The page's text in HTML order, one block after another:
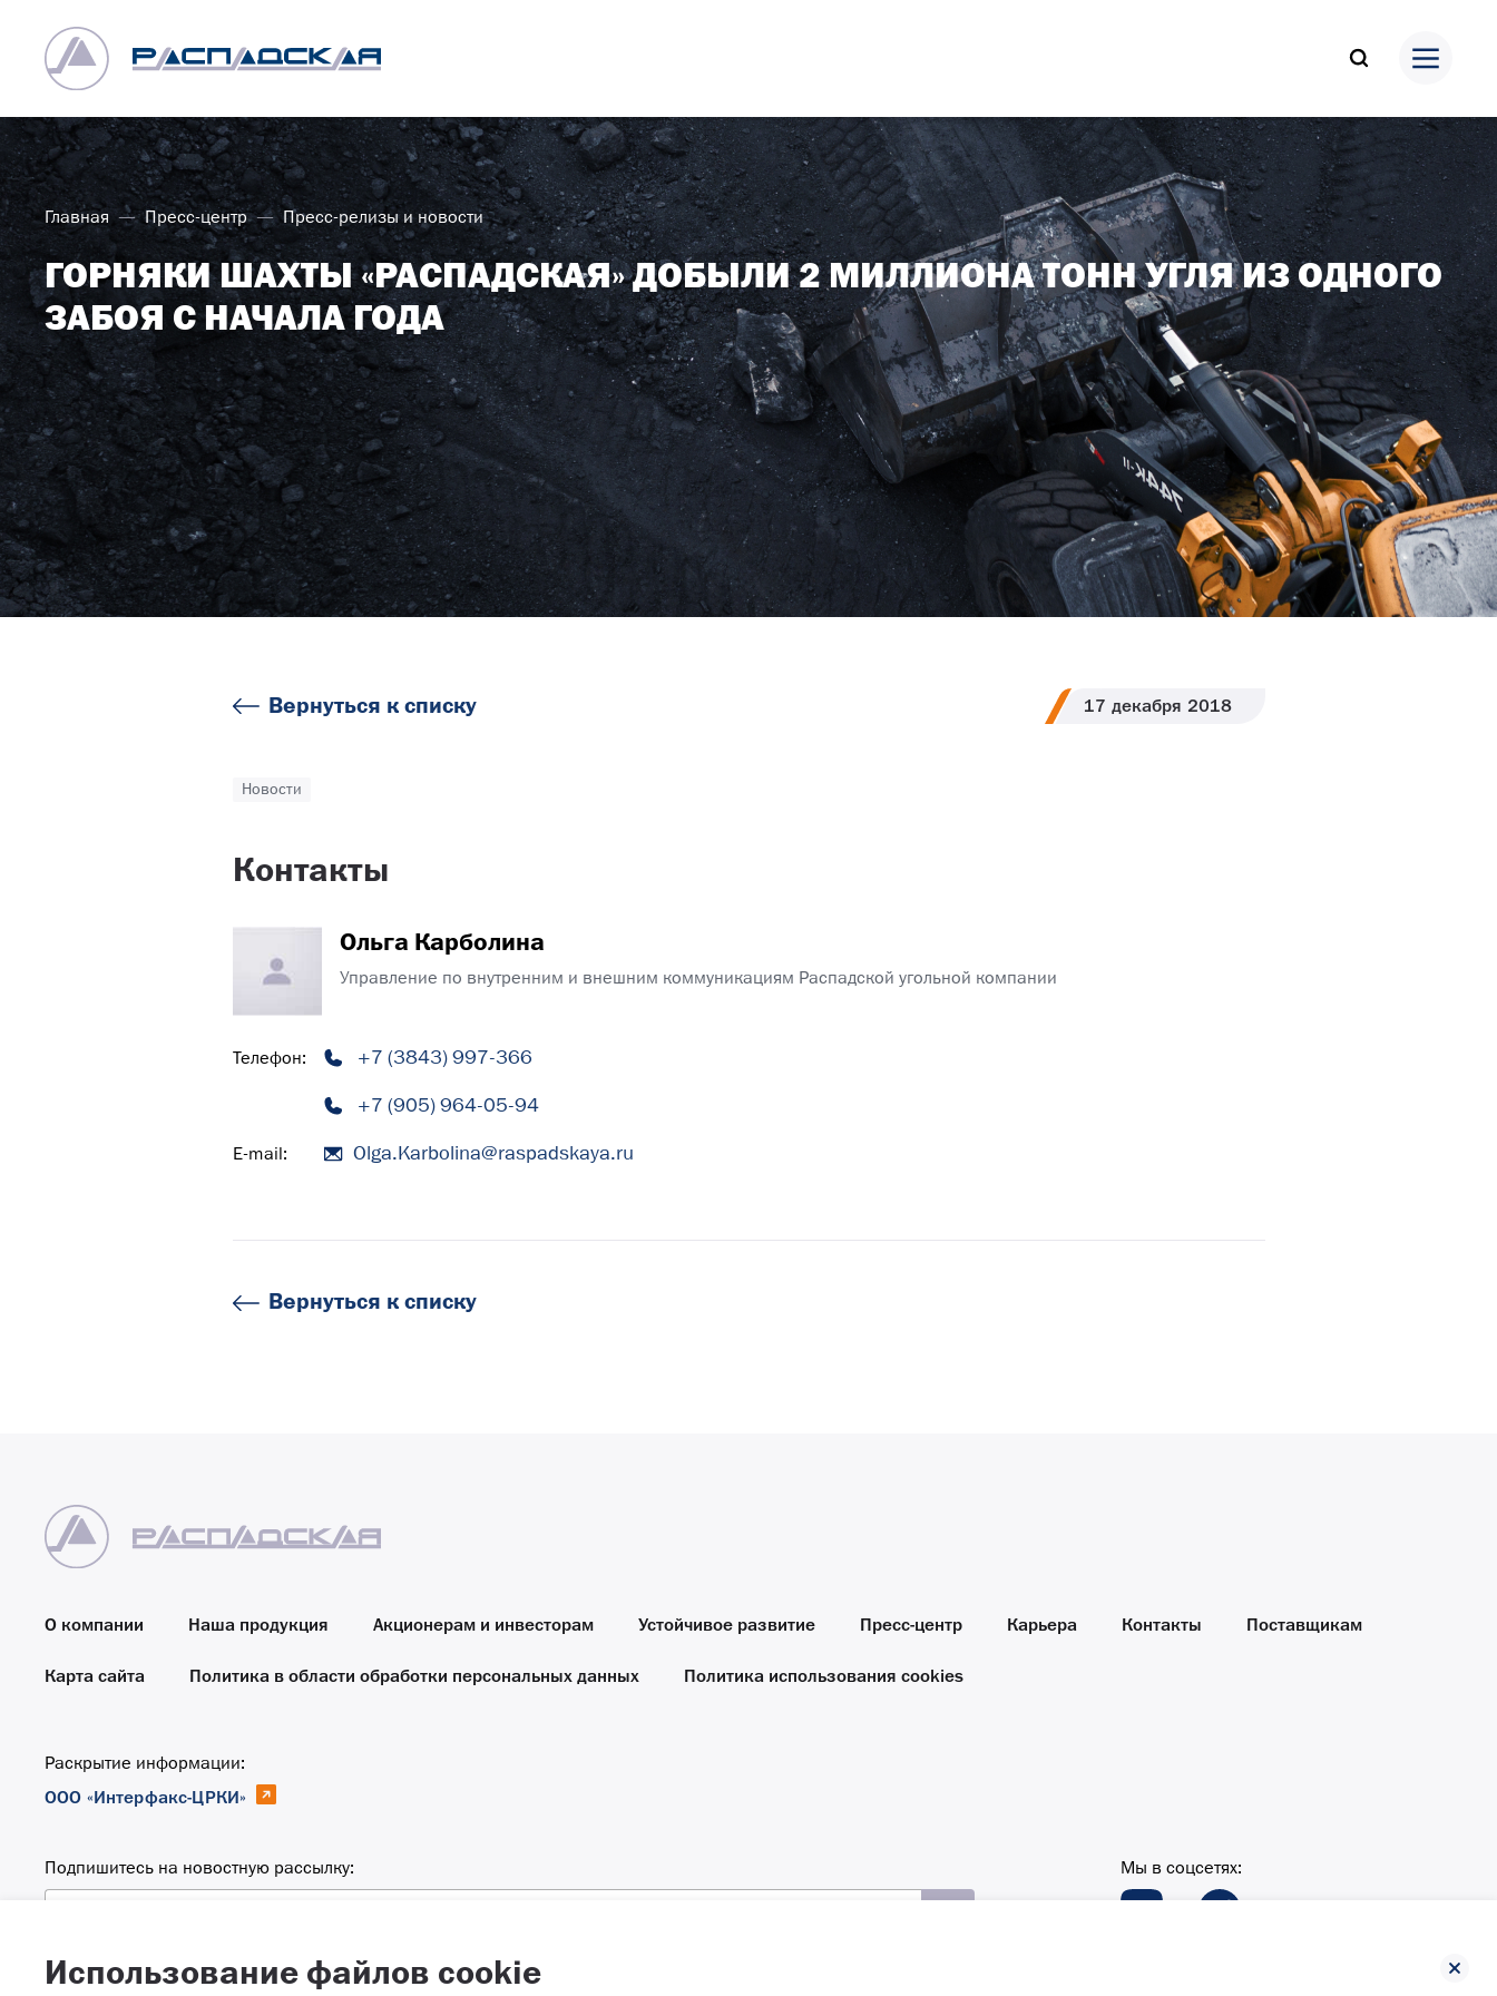
Главная Пресс-центр Пресс-релизы и новости
ГОРНЯКИ ШАХТЫ «РАСПАДСКАЯ» ДОБЫЛИ 2 МИЛЛИОНА ТОНН УГЛЯ ИЗ ОДНОГО
ЗАБОЯ С НАЧАЛА ГОДА
Вернуться к списку 17 декабря 2018
Новости
Контакты
Ольга Карболина
Управление по внутренним и внешним коммуникациям Распадской угольной компании
Телефон:
+7 (3843) 997-366
+7 (905) 964-05-94
E-mail: Olga.Karbolina@raspadskaya.ru
Вернуться к списку
О компании Наша продукция Акционерам и инвесторам Устойчивое развитие Пресс-центр Карьера Контакты Поставщикам
Карта сайта Политика в области обработки персональных данных Политика использования cookies
Раскрытие информации:
ООО «Интерфакс-ЦРКИ»
Подпишитесь на новостную рассылку:
Мы в соцсетях:
Использование файлов cookie